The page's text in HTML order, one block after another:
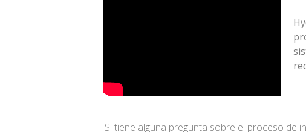
Si tiene alguna pregunta sobre el proceso de